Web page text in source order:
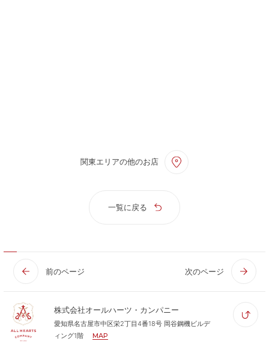
関東エリアの他のお店
一覧に戻る
前のページ 次のページ
株式会社オールハーツ・カンパニー
愛知県名古屋市中区栄2丁目4番18号 岡谷鋼機ビルデ
ィング1階
MAP